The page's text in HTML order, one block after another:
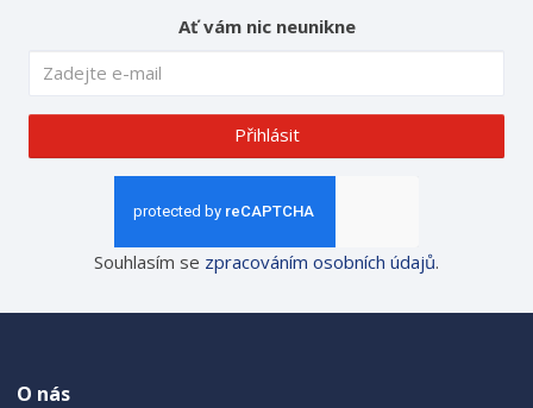
Ať vám nic neunikne
Přihlásit
Souhlasím se zpracováním osobních údajů.
O nás